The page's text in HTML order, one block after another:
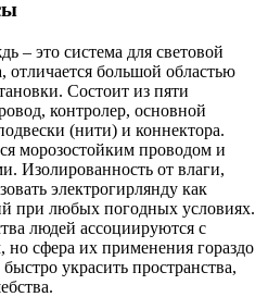
– это система для световой
большой областью
Состоит из пяти
контролер, основной
(нити) и коннектора.
морозостойким проводом и
Изолированность от влаги,
электрогирлянду как
при любых погодных условиях.
людей ассоциируются с
сфера их применения гораздо
украсить пространства,